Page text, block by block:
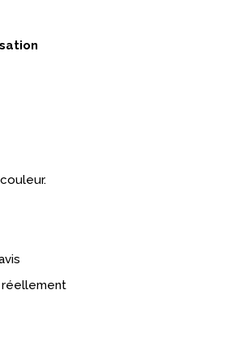
réellement